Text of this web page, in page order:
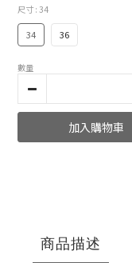
尺寸 : 34
34 36
數量
加入購物車
商品描述